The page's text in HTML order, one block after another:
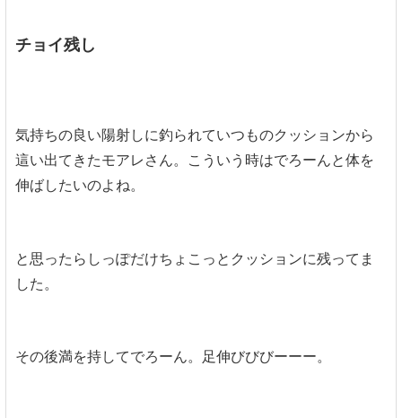
チョイ残し
気持ちの良い陽射しに釣られていつものクッションから
這い出てきたモアレさん。こういう時はでろーんと体を
伸ばしたいのよね。
と思ったらしっぽだけちょこっとクッションに残ってま
した。
その後満を持してでろーん。足伸びびびーーー。